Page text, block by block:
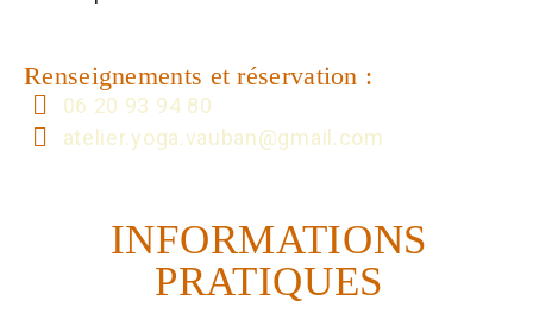
Renseignements et réservation :
06 20 93 94 80
atelier.yoga.vauban@gmail.com
INFORMATIONS
PRATIQUES